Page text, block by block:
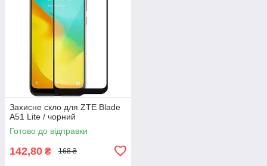
Захисне скло для ZTE Blade
A51 Lite / чорний
Готово до відправки
142,80 ₴ 168 ₴